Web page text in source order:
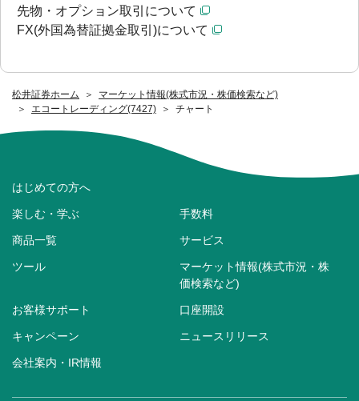
松井証券ホーム
マーケット情報(株式市況・株価検索など)
エコートレーディング(7427)
チャート
先物・オプション取引について
FX(外国為替証拠金取引)について
はじめての方へ
楽しむ・学ぶ 手数料
商品一覧 サービス
ツール
マーケット情報(株式市況・株
価検索など)
お客様サポート 口座開設
キャンペーン ニュースリリース
会社案内・IR情報